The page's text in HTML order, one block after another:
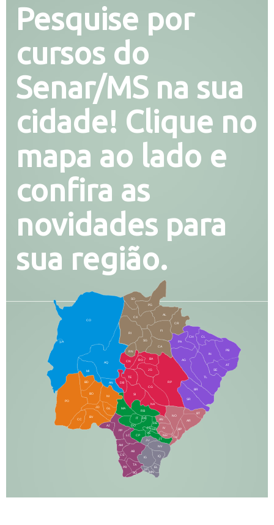
Pesquise por
cursos do
Senar/MS na sua
cidade! Clique no
mapa ao lado e
confira as
novidades para
sua região.
CO
AQ
MI
AN
CX
RI
AL
CR
FI
SG
BA
CA
PA
CH CL
PB
SE
TL
AG
BR
SR
BT
AR
RP
RO
JG
CG
SI
NA
TA
NH
JT
RB
MA
IT
DR
DO
CP
JU
NV
IQ
EL
BD
BO
NI
JD
PO
BV
CC
PP
AJ
LC
AM
AB
JP
DB
TE
CS
PR
TA
SQ
IG
MN
IN
NO
BP
RN
CN
GL
AN
IV
FS
VC
GD
DE
AT
PG
SO
LA